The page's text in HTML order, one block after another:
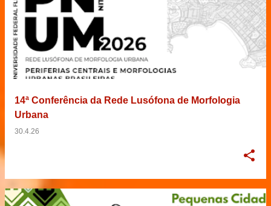
14ª Conferência da Rede Lusófona de Morfologia
Urbana
30.4.26